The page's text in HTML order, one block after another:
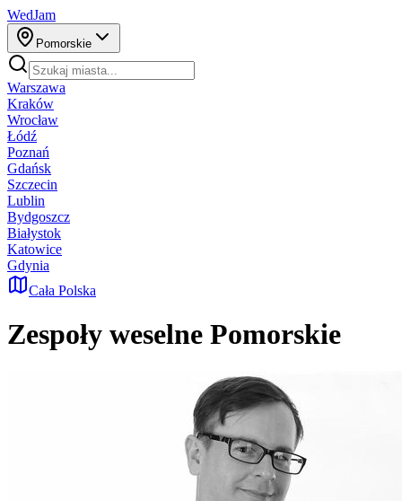
WedJam
Pomorskie
Warszawa
Kraków
Wrocław
Łódź
Poznań
Gdańsk
Szczecin
Lublin
Bydgoszcz
Białystok
Katowice
Gdynia
Cała Polska
Zespoły weselne Pomorskie